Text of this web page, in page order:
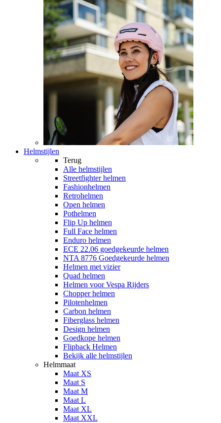
Helmstijlen
Terug
Alle helmstijlen
Streetfighter helmen
Fashionhelmen
Retrohelmen
Open helmen
Pothelmen
Flip Up helmen
Full Face helmen
Enduro helmen
ECE 22.06 goedgekeurde helmen
NTA 8776 Goedgekeurde helmen
Helmen met vizier
Quad helmen
Helmen voor Vespa Rijders
Chopper helmen
Pilotenhelmen
Carbon helmen
Fiberglass helmen
Design helmen
Goedkope helmen
Flipback Helmen
Bekijk alle helmstijlen
Helmmaat
Maat XS
Maat S
Maat M
Maat L
Maat XL
Maat XXL